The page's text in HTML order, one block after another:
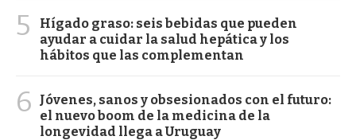
5
Hígado graso: seis bebidas que pueden
ayudar a cuidar la salud hepática y los
hábitos que las complementan
6
Jóvenes, sanos y obsesionados con el futuro:
el nuevo boom de la medicina de la
longevidad llega a Uruguay